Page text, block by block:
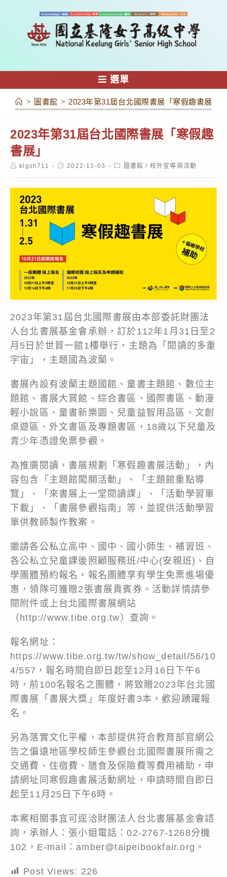
容
選單
> 圖書館 > 2023年第31屆台北國際書展「寒假趣書展」
2023年第31屆台北國際書展「寒假趣
書展」
Postklgsh711
Post2022-11-03
Post圖書館 / 校外宣導與活動
2023年第31屆台北國際書展由本部委託財團法
人台北書展基金會承辦，訂於112年1月31日至2
月5日於世貿一館1樓舉行，主題為「閱讀的多重
宇宙」，主題國為波蘭。
書展內設有波蘭主題國館、童書主題館、數位主
題館、書展大賞館、綜合書區、國際書區、動漫
輕小說區、童書新樂園、兒童益智用品區、文創
桌遊區、外文書區及專題書區，18歲以下兒童及
青少年憑證免票參觀。
為推廣閱讀，書展規劃「寒假趣書展活動」，內
容包含「主題館闖關活動」、「主題館重點導
覽」、「來書展上一堂閱讀課」、「活動學習單
下載」、「書展參觀指南」等，並提供活動學習
單供教師製作教案。
邀請各公私立高中、國中、國小師生、補習班、
各公私立兒童課後照顧服務班/中心(安親班)、自
學團體預約報名，報名團體享有學生免票進場優
惠，領隊可獲贈2張書展貴賓券。活動詳情請參
閱附件或上台北國際書展網站
（http://www.tibe.org.tw）查詢。
報名網址：
https://www.tibe.org.tw/tw/show_detail/56/10
4/557，報名時間自即日起至12月16日下午6
時，前100名報名之團體，將致贈2023年台北國
際書展「書展大獎」年度好書3本，歡迎踴躍報
名。
另為落實文化平權，本部提供符合教育部官網公
告之偏遠地區學校師生參觀台北國際書展所需之
交通費、住宿費、膳食及保險費等費用補助，申
請網址同寒假趣書展活動網址，申請時間自即日
起至11月25日下午6時。
本案相關事宜可逕洽財團法人台北書展基金會諮
詢，承辦人：張小姐電話：02-2767-1268分機
102，E-mail：amber@taipeibookfair.org。
Post Views: 226